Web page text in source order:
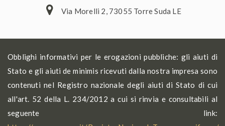
Via Morelli 2, 73055 Torre Suda LE
Obblighi informativi per le erogazioni pubbliche: gli aiuti di
Stato e gli aiuti de minimis ricevuti dalla nostra impresa sono
contenuti nel Registro nazionale degli aiuti di Stato di cui
all'art. 52 della L. 234/2012 a cui si rinvia e consultabili al
seguente link: